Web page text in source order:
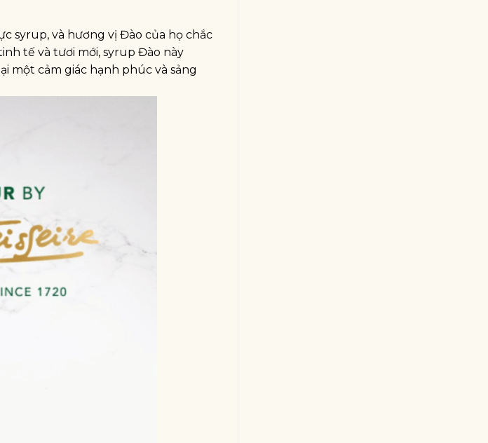
syrup, và hương vị Đào của họ chắc
tế và tươi mới, syrup Đào này
một cảm giác hạnh phúc và sảng